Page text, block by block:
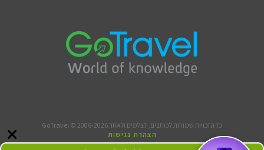
כל הזכויות שמורות לכותבים, לצלמים ולאתר GoTravel © 2006-2026
הצהרת נגישות
תנאי שימוש